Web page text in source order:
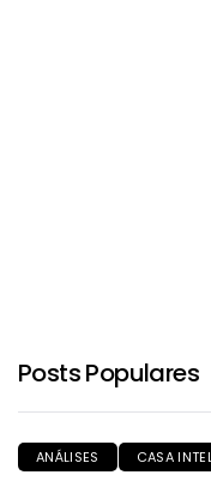
Posts Populares
ANÁLISES CASA